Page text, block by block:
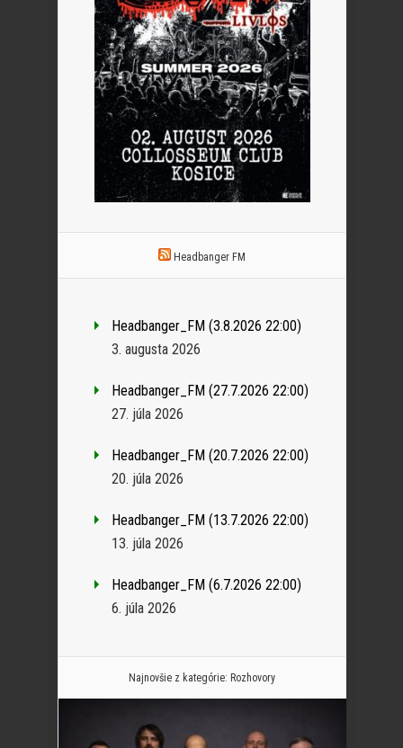
Headbanger FM
Headbanger_FM (3.8.2026 22:00)
3. augusta 2026
Headbanger_FM (27.7.2026 22:00)
27. júla 2026
Headbanger_FM (20.7.2026 22:00)
20. júla 2026
Headbanger_FM (13.7.2026 22:00)
13. júla 2026
Headbanger_FM (6.7.2026 22:00)
6. júla 2026
Najnovšie z kategórie: Rozhovory